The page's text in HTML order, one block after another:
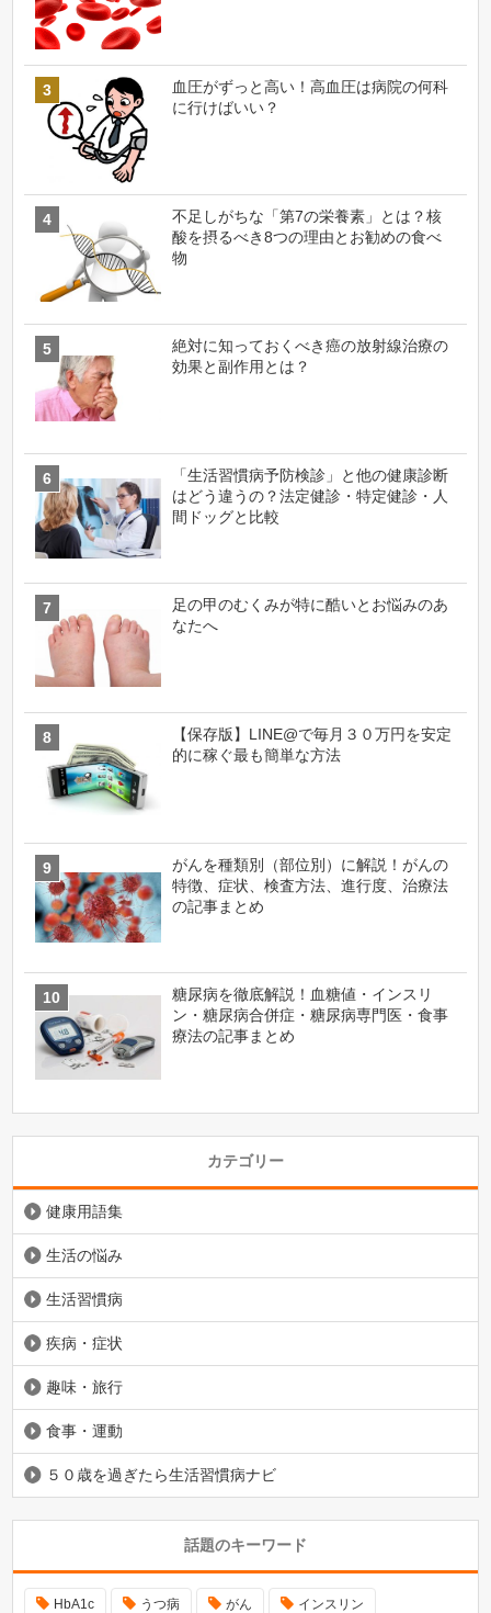
血圧がずっと高い！高血圧は病院の何科
に行けばいい？
不足しがちな「第7の栄養素」とは？核
酸を摂るべき8つの理由とお勧めの食べ
物
絶対に知っておくべき癌の放射線治療の
効果と副作用とは？
「生活習慣病予防検診」と他の健康診断
はどう違うの？法定健診・特定健診・人
間ドッグと比較
足の甲のむくみが特に酷いとお悩みのあ
なたへ
【保存版】LINE@で毎月３０万円を安定
的に稼ぐ最も簡単な方法
がんを種類別（部位別）に解説！がんの
特徴、症状、検査方法、進行度、治療法
の記事まとめ
糖尿病を徹底解説！血糖値・インスリ
ン・糖尿病合併症・糖尿病専門医・食事
療法の記事まとめ
カテゴリー
健康用語集
生活の悩み
生活習慣病
疾病・症状
趣味・旅行
食事・運動
５０歳を過ぎたら生活習慣病ナビ
話題のキーワード
HbA1c うつ病 がん インスリン